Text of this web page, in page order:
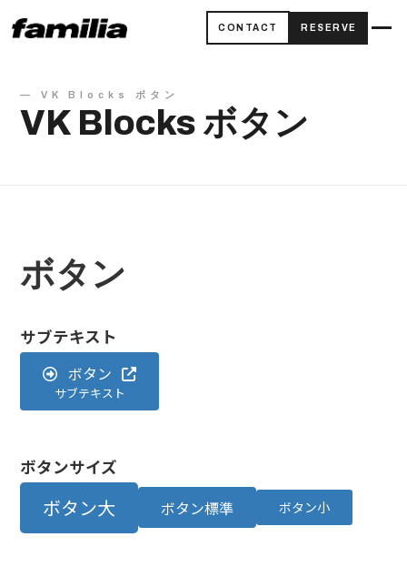
CONTACT RESERVE
— VK Blocks ボタン
VK Blocks ボタン
ボタン
サブテキスト
ボタン
サブテキスト
ボタンサイズ
ボタン大 ボタン標準 ボタン小